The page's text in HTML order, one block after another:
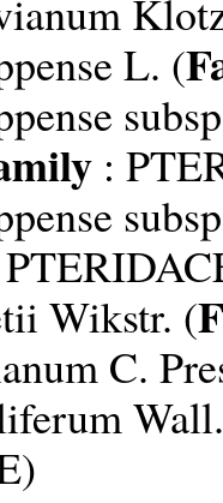
L. (
:
Wikstr. (
C.
)